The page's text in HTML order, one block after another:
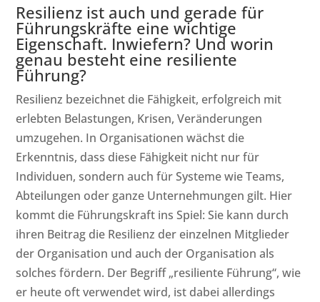
Resilienz ist auch und gerade für
Führungskräfte eine wichtige
Eigenschaft. Inwiefern? Und worin
genau besteht eine resiliente
Führung?
Resilienz bezeichnet die Fähigkeit, erfolgreich mit
erlebten Belastungen, Krisen, Veränderungen
umzugehen. In Organisationen wächst die
Erkenntnis, dass diese Fähigkeit nicht nur für
Individuen, sondern auch für Systeme wie Teams,
Abteilungen oder ganze Unternehmungen gilt. Hier
kommt die Führungskraft ins Spiel: Sie kann durch
ihren Beitrag die Resilienz der einzelnen Mitglieder
der Organisation und auch der Organisation als
solches fördern. Der Begriff „resiliente Führung“, wie
er heute oft verwendet wird, ist dabei allerdings